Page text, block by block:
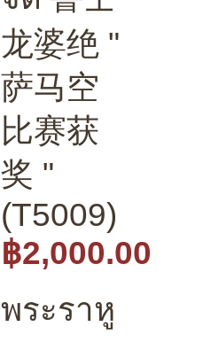
龙婆绝 "
萨马空
比赛获
奖 "
(T5009)
฿2,000.00
พระราหู